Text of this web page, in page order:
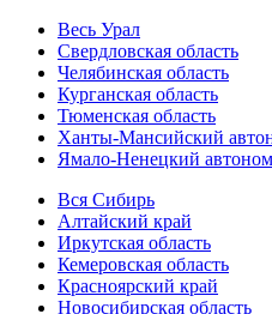
Весь Урал
Свердловская область
Челябинская область
Курганская область
Тюменская область
Ханты-Мансийский
Ямало-Ненецкий
Вся Сибирь
Алтайский край
Иркутская область
Кемеровская область
Красноярский край
Новосибирская область